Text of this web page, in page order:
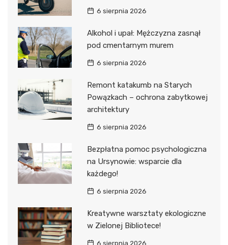
6 sierpnia 2026
Alkohol i upał: Mężczyzna zasnął
pod cmentarnym murem
6 sierpnia 2026
Remont katakumb na Starych
Powązkach – ochrona zabytkowej
architektury
6 sierpnia 2026
Bezpłatna pomoc psychologiczna
na Ursynowie: wsparcie dla
każdego!
6 sierpnia 2026
Kreatywne warsztaty ekologiczne
w Zielonej Bibliotece!
6 sierpnia 2026